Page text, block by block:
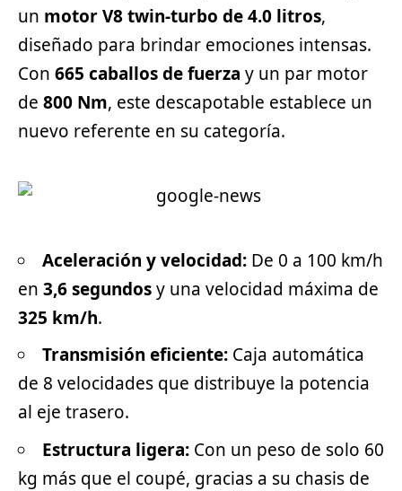
un motor V8 twin-turbo de 4.0 litros,
diseñado para brindar emociones intensas.
Con 665 caballos de fuerza y un par motor
de 800 Nm, este descapotable establece un
nuevo referente en su categoría.
Aceleración y velocidad: De 0 a 100 km/h
en 3,6 segundosy una velocidad máxima de
325 km/h.
Transmisión eficiente: Caja automática
de 8 velocidades que distribuye la potencia
al eje trasero.
Estructura ligera: Con un peso de solo 60
kg más que el coupé, gracias a su chasis de